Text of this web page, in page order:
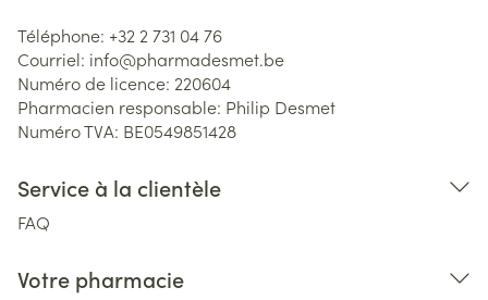
Téléphone: +32 2 731 04 76
Courriel: info@pharmadesmet.be
Numéro de licence: 220604
Pharmacien responsable: Philip Desmet
Numéro TVA: BE0549851428
Service à la clientèle
FAQ
Votre pharmacie